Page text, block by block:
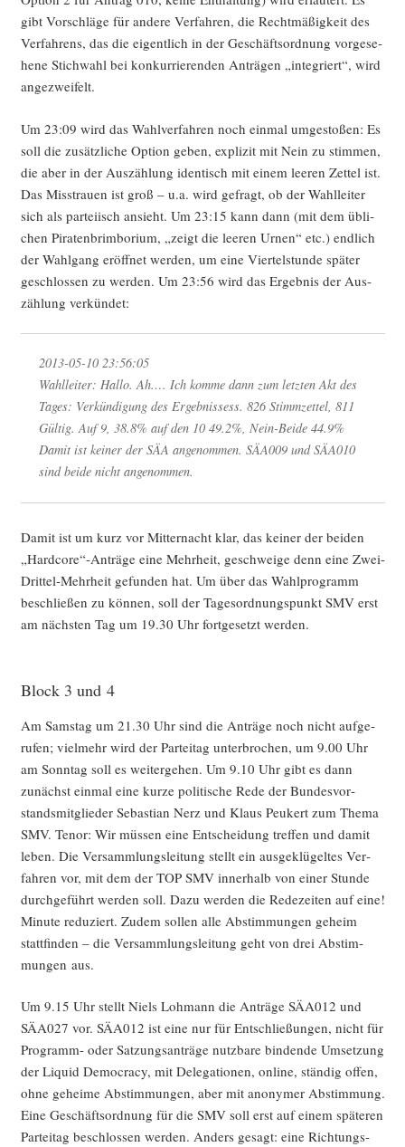
gibt Vor­schlä­ge für ande­re Ver­fah­ren, die Recht­mä­ßig­keit des
Ver­fah­rens, das die eigent­lich in der Geschäfts­ord­nung vor­ge­se­
he­ne Stich­wahl bei kon­kur­rie­ren­den Anträ­gen „inte­griert“, wird
angezweifelt.
Um 23:09 wird das Wahl­ver­fah­ren noch ein­mal umge­sto­ßen: Es
soll die zusätz­li­che Opti­on geben, expli­zit mit Nein zu stim­men,
die aber in der Aus­zäh­lung iden­tisch mit einem lee­ren Zet­tel ist.
Das Miss­trau­en ist groß – u.a. wird gefragt, ob der Wahl­lei­ter
sich als par­tei­isch ansieht. Um 23:15 kann dann (mit dem übli­
chen Pira­ten­brim­bo­ri­um, „zeigt die lee­ren Urnen“ etc.) end­lich
der Wahl­gang eröff­net wer­den, um eine Vier­tel­stun­de spä­ter
geschlos­sen zu wer­den. Um 23:56 wird das Ergeb­nis der Aus­
zäh­lung verkündet:
2013-05-10 23:56:05
Wahl­lei­ter: Hal­lo. Ah.… Ich kom­me dann zum letz­ten Akt des
Tages: Ver­kün­di­gung des Ergeb­nis­sess. 826 Stimm­zet­tel, 811
Gül­tig. Auf 9, 38.8% auf den 10 49.2%, Nein-Bei­de 44.9%
Damit ist kei­ner der SÄA ange­nom­men. SÄA009 und SÄA010
sind bei­de nicht angenommen.
Damit ist um kurz vor Mit­ter­nacht klar, das kei­ner der bei­den
„Hardcore“-Anträge eine Mehr­heit, geschwei­ge denn eine Zwei-
Drit­tel-Mehr­heit gefun­den hat. Um über das Wahl­pro­gramm
beschlie­ßen zu kön­nen, soll der Tages­ord­nungs­punkt SMV erst
am nächs­ten Tag um 19.30 Uhr fort­ge­setzt werden.
Block 3 und 4
Am Sams­tag um 21.30 Uhr sind die Anträ­ge noch nicht auf­ge­
ru­fen; viel­mehr wird der Par­tei­tag unter­bro­chen, um 9.00 Uhr
am Sonn­tag soll es wei­ter­ge­hen. Um 9.10 Uhr gibt es dann
zunächst ein­mal eine kur­ze poli­ti­sche Rede der Bun­des­vor­
stands­mit­glie­der Sebas­ti­an Nerz und Klaus Peu­kert zum The­ma
SMV. Tenor: Wir müs­sen eine Ent­schei­dung tref­fen und damit
leben. Die Ver­samm­lungs­lei­tung stellt ein aus­ge­klü­gel­tes Ver­
fah­ren vor, mit dem der TOP SMV inner­halb von einer Stun­de
durch­ge­führt wer­den soll. Dazu wer­den die Rede­zei­ten auf eine!
Minu­te redu­ziert. Zudem sol­len alle Abstim­mun­gen geheim
statt­fin­den – die Ver­samm­lungs­lei­tung geht von drei Abstim­
mun­gen aus.
Um 9.15 Uhr stellt Niels Loh­mann die Anträ­ge SÄA012 und
SÄA027 vor. SÄA012 ist eine nur für Ent­schlie­ßun­gen, nicht für
Pro­gramm- oder Sat­zungs­an­trä­ge nutz­ba­re bin­den­de Umset­zung
der Liquid Demo­cra­cy, mit Dele­ga­tio­nen, online, stän­dig offen,
ohne gehei­me Abstim­mun­gen, aber mit anony­mer Abstim­mung.
Eine Geschäfts­ord­nung für die SMV soll erst auf einem spä­te­ren
Par­tei­tag beschlos­sen wer­den. Anders gesagt: eine Rich­tungs­